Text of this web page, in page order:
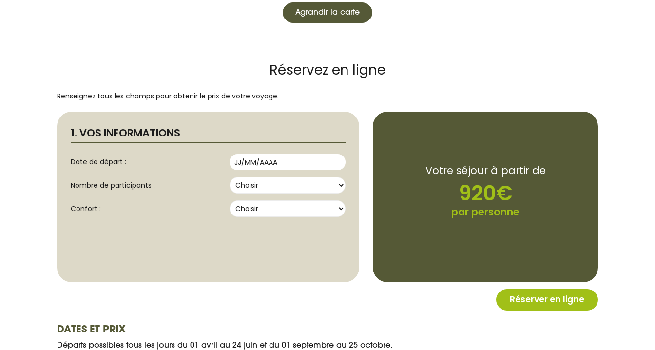
Agrandir la carte
DATES ET PRIX
Départs possibles tous les jours du 01 avril au 24 juin et du 01 septembre au 25 octobre.